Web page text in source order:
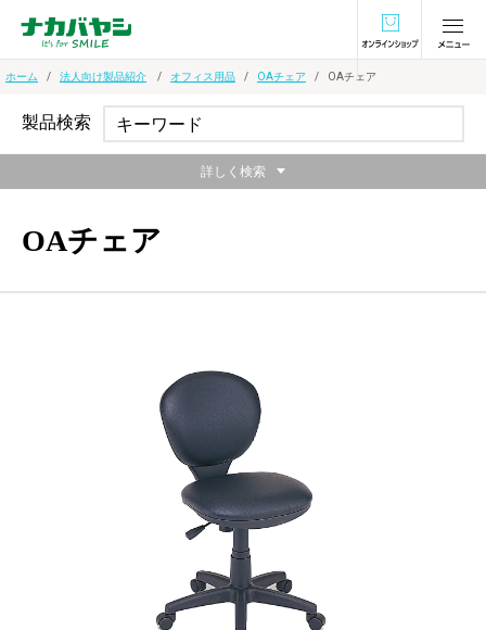
オンラインショ
ホーム 法人向け製品紹介 オフィス用品 OAチェア OAチェア
OAチェア
製品検索
詳しく検索